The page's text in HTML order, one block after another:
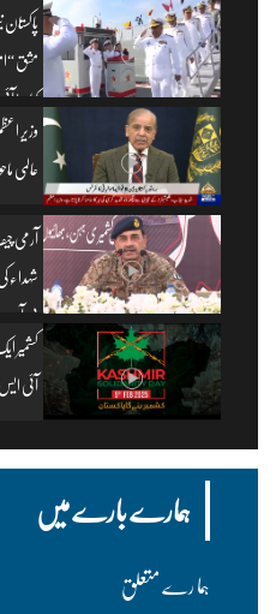
مشق
کیا۔ |
وزیرِ
عالمی
آرمی
شہداء
پی آر
آئی
ہمارے بارے میں
ہما رے متعلق